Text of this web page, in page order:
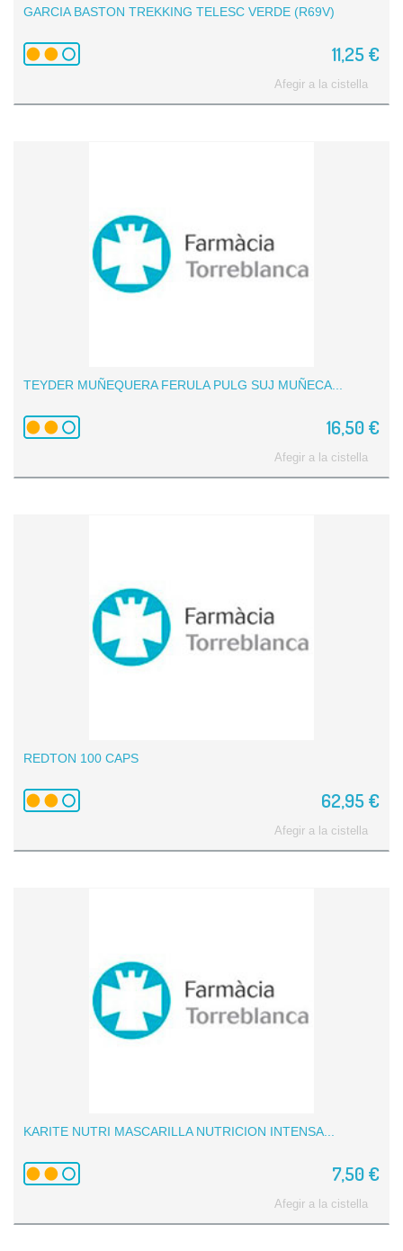
GARCIA BASTON TREKKING TELESC VERDE (R69V)
11,25 €
Afegir a la cistella
TEYDER MUÑEQUERA FERULA PULG SUJ MUÑECA...
16,50 €
Afegir a la cistella
REDTON 100 CAPS
62,95 €
Afegir a la cistella
KARITE NUTRI MASCARILLA NUTRICION INTENSA...
7,50 €
Afegir a la cistella